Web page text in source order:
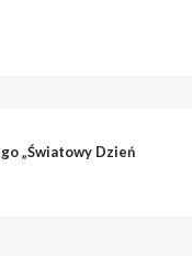
„Światowy Dzień